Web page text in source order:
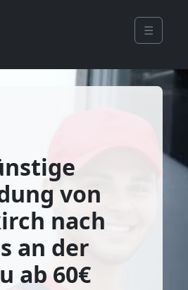
☰
von
nach
an der
ab 60€